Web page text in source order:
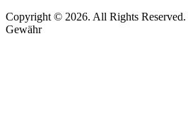
Copyright © 2026. All Rights
Gewähr